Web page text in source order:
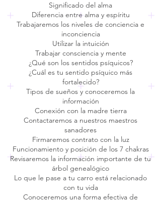
Significado del alma
Diferencia entre alma y espíritu
Trabajaremos los niveles de conciencia e
inconciencia
Utilizar la intuición
Trabajar consciencia y mente
¿Qué son los sentidos psíquicos?
¿Cuál es tu sentido psíquico más
fortalecido?
Tipos de sueños y conoceremos la
información
Conexión con la madre tierra
Contactaremos a nuestros maestros
sanadores
Firmaremos contrato con la luz
Funcionamiento y posición de los 7 chakras
Revisaremos la información importante de tu
árbol genealógico
Lo que le pase a tu carro está relacionado
con tu vida
Conoceremos una forma efectiva de